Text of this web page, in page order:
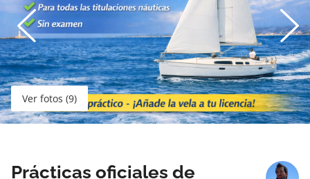
Ver fotos (9)
Prácticas oficiales de